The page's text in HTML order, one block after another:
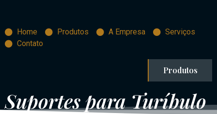
Home Produtos A Empresa
Serviços
Contato
Produtos
Suportes para Turíbulo